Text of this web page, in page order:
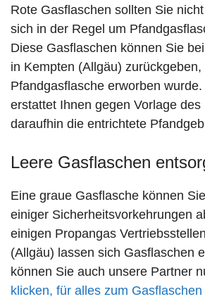
Rote Gasflaschen sollten Sie
sich in der Regel um
Diese Gasflaschen können Sie
in Kempten (Allgäu)
Pfandgasflasche erworben
erstattet Ihnen gegen Vorlage des
daraufhin die entrichtete
Leere Gasflaschen
Eine graue Gasflasche können
einiger Sicherheitsvorkehrungen
einigen Propangas
(Allgäu) lassen sich Gasflaschen
können Sie auch unsere Partner
klicken, für alles zum